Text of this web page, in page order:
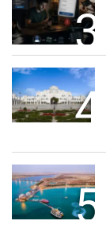
3
4
5